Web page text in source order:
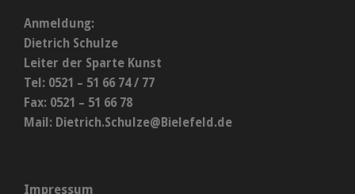
Anmeldung:
Dietrich Schulze
Leiter der Sparte Kunst
Tel: 0521 – 51 66 74 / 77
Fax: 0521 – 51 66 78
Mail: Dietrich.Schulze@Bielefeld.de
Impressum